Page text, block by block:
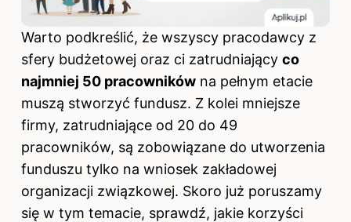
Warto podkreślić, że wszyscy pracodawcy z
sfery budżetowej oraz ci zatrudniający co
najmniej 50 pracowników na pełnym etacie
muszą stworzyć fundusz. Z kolei mniejsze
firmy, zatrudniające od 20 do 49
pracowników, są zobowiązane do utworzenia
funduszu tylko na wniosek zakładowej
organizacji związkowej. Skoro już poruszamy
się w tym temacie, sprawdź, jakie korzyści